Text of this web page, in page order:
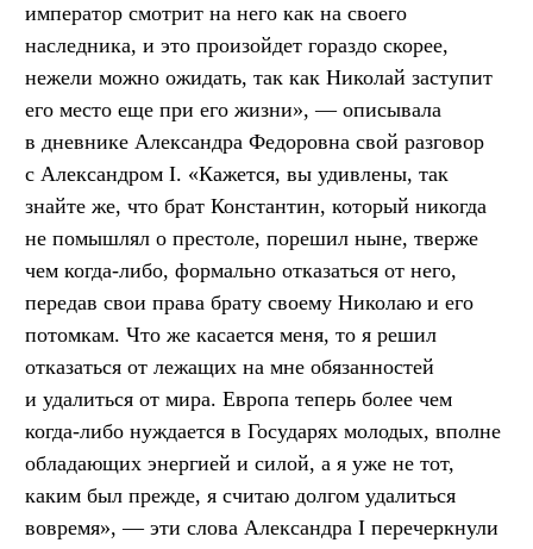
император смотрит на него как на своего
наследника, и это произойдет гораздо скорее,
нежели можно ожидать, так как Николай заступит
его место еще при его жизни», — описывала
в дневнике Александра Федоровна свой разговор
с Александром I. «Кажется, вы удивлены, так
знайте же, что брат Константин, который никогда
не помышлял о престоле, порешил ныне, тверже
чем когда-либо, формально отказаться от него,
передав свои права брату своему Николаю и его
потомкам. Что же касается меня, то я решил
отказаться от лежащих на мне обязанностей
и удалиться от мира. Европа теперь более чем
когда-либо нуждается в Государях молодых, вполне
обладающих энергией и силой, а я уже не тот,
каким был прежде, я считаю долгом удалиться
вовремя», — эти слова Александра I перечеркнули